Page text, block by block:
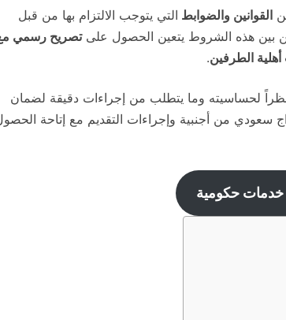
القوانين والضوابط التي يتوجب الالتزام بها من قبل
بين هذه الشروط يتعين الحصول علىتصريح رسمي
الطرفين.
لحساسيته وما يتطلب من إجراءات دقيقة لضمان
سعودي من أجنبية وإجراءات التقديم مع إتاحة
حكومية